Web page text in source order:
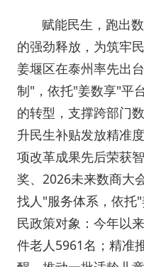
赋能民生，跑出
的强劲释放，为筑牢
姜堰区在泰州率先出
制"，依托"姜数享"平
的转型，支撑跨部门
升民生补贴发放精准
项改革成果先后荣获
奖、2026未来数商大
找人"服务体系，依托
民政策对象：今年以
件老人5961名；精准